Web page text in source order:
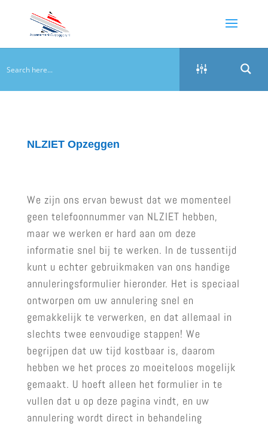
NLZIET Opzeggen
We zijn ons ervan bewust dat we momenteel
geen telefoonnummer van NLZIET hebben,
maar we werken er hard aan om deze
informatie snel bij te werken. In de tussentijd
kunt u echter gebruikmaken van ons handige
annuleringsformulier hieronder. Het is speciaal
ontworpen om uw annulering snel en
gemakkelijk te verwerken, en dat allemaal in
slechts twee eenvoudige stappen! We
begrijpen dat uw tijd kostbaar is, daarom
hebben we het proces zo moeiteloos mogelijk
gemaakt. U hoeft alleen het formulier in te
vullen dat u op deze pagina vindt, en uw
annulering wordt direct in behandeling